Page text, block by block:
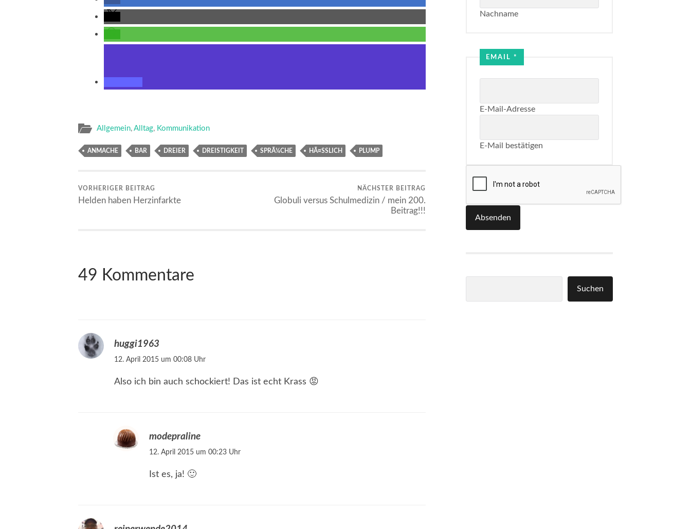
Allgemein, Alltag, Kommunikation
ANMACHE BAR DREIER DREISTIGKEIT SPRÃ¼CHE HÃ¤SSLICH PLUMP
VORHERIGER BEITRAG
Helden haben Herzinfarkte
NÄCHSTER BEITRAG
Globuli versus Schulmedizin / mein 200.
Beitrag!!!
49 Kommentare
huggi1963
12. April 2015 um 00:08 Uhr
Also ich bin auch schockiert! Das ist echt Krass 😡
modepraline
12. April 2015 um 00:23 Uhr
Ist es, ja! 🙂
Nachname
Name
EMAIL *
E-Mail-Adresse
E-Mail bestätigen
Absenden
Suchen